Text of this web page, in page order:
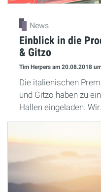
News
Einblick in die
& Gitzo
Tim Herpers am 20.08.2018
Die italienischen
und Gitzo haben zu
Hallen eingeladen.